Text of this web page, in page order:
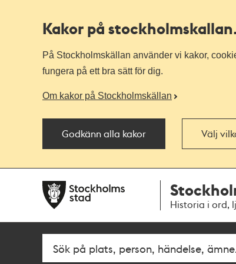
Kakor på stockholmskallan
På Stockholmskällan använder vi kakor,
fungera på ett bra sätt för dig.
Om kakor på Stockholmskällan
Godkänn alla kakor Välj
navigationen
huvudinnehållet
Historia i ord,
Fritextsök